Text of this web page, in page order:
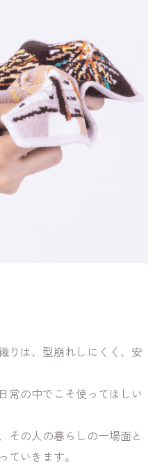
りは、型崩れしにくく、安
常の中でこそ使ってほしい
その人の暮らしの一場面と
ていきます。